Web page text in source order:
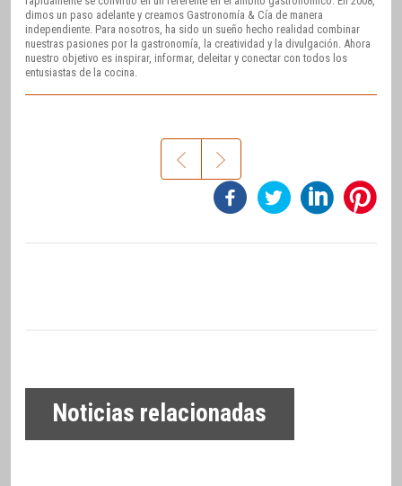
dimos un paso adelante y creamos Gastronomía & Cía de manera
independiente. Para nosotros, ha sido un sueño hecho realidad combinar
nuestras pasiones por la gastronomía, la creatividad y la divulgación. Ahora
nuestro objetivo es inspirar, informar, deleitar y conectar con todos los
entusiastas de la cocina.
Noticias relacionadas